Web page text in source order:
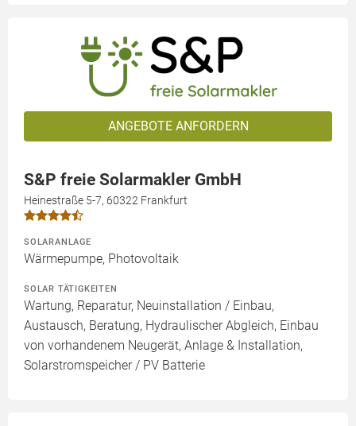
ANGEBOTE ANFORDERN
S&P freie Solarmakler GmbH
Heinestraße 5-7, 60322 Frankfurt
SOLARANLAGE
Wärmepumpe, Photovoltaik
SOLAR TÄTIGKEITEN
Wartung, Reparatur, Neuinstallation / Einbau,
Austausch, Beratung, Hydraulischer Abgleich, Einbau
von vorhandenem Neugerät, Anlage & Installation,
Solarstromspeicher / PV Batterie